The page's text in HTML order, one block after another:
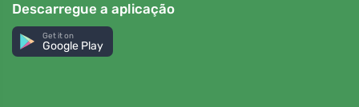
Descarregue a aplicação
Get it on
Google Play